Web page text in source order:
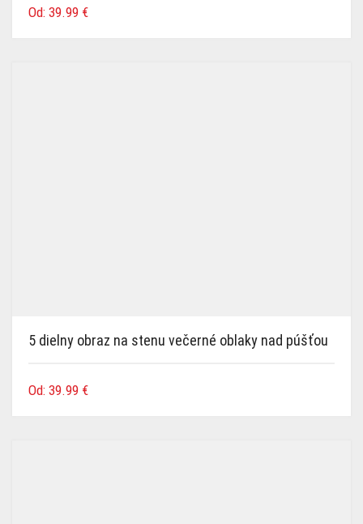
Od: 39.99 €
5 dielny obraz na stenu večerné oblaky nad púšťou
Od: 39.99 €